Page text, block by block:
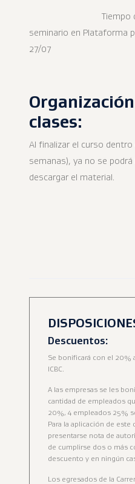
Tiempo de
seminario en Plataforma
27/07
clases:
Al finalizar el curso
semanas), ya no se
descargar el material.
Descuentos:
Se bonificará con el 20%
ICBC.
A las empresas se les
cantidad de empleados
20%, 4 empleados 25%
Para la aplicación de este
presentarse nota de
de cumplirse dos o más
descuento y en ningún
Los egresados de la